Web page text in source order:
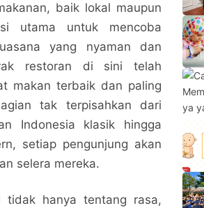
baik lokal maupun
utama untuk mencoba
yang nyaman dan
restoran di sini telah
makan terbaik dan paling
tak terpisahkan dari
Indonesia klasik hingga
setiap pengunjung akan
selera mereka.
tidak hanya tentang rasa,